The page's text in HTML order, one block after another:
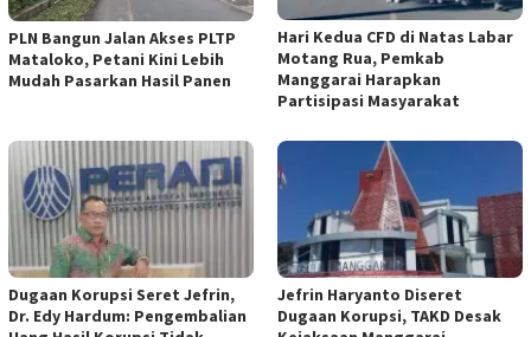
PLN Bangun Jalan Akses PLTP
Mataloko, Petani Kini Lebih
Mudah Pasarkan Hasil Panen
Hari Kedua CFD di Natas Labar
Motang Rua, Pemkab
Manggarai Harapkan
Partisipasi Masyarakat
Dugaan Korupsi Seret Jefrin,
Dr. Edy Hardum: Pengembalian
Jefrin Haryanto Diseret
Dugaan Korupsi, TAKD Desak